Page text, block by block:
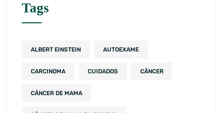
Tags
ALBERT EINSTEIN AUTOEXAME
CARCINOMA CUIDADOS CÂNCER
CÂNCER DE MAMA